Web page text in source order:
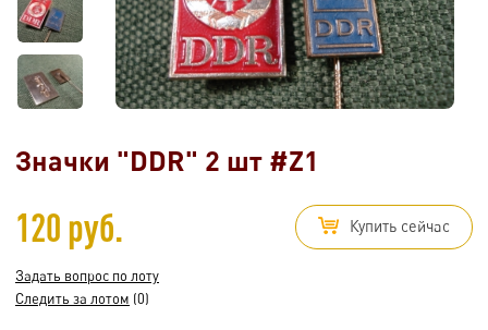
Значки "DDR" 2 шт #Z1
120 руб. Купить сейчас
Задать вопрос по лоту
Следить за лотом (0)